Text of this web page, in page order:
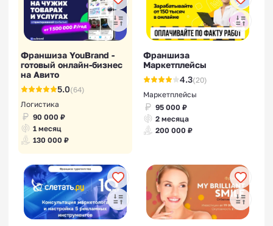
Франшизы строительства
Франшизы производства
фасадных панелей
Франшиза YouBrand -
готовый онлайн-бизнес
на Авито
5.0(64)
Логистика
90 000 ₽
1 месяц
130 000 ₽
Франшиза
Маркетплейсы
4.3(20)
Маркетплейсы
95 000 ₽
2 месяца
200 000 ₽